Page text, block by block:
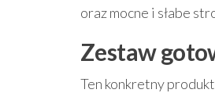
oraz mocne i słabe
Zestaw
Ten konkretny